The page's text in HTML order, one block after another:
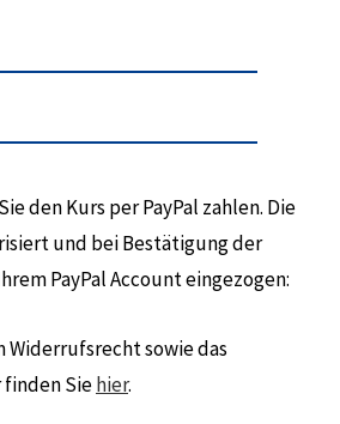
den Kurs per PayPal zahlen. Die
und bei Bestätigung der
PayPal Account eingezogen:
sowie das
Siehier.